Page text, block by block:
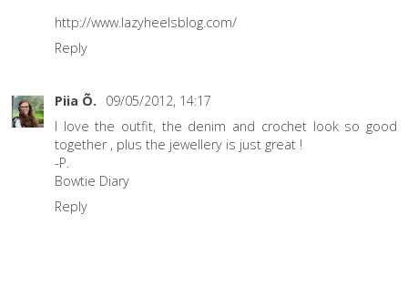
http://www.lazyheelsblog.com/
Reply
Piia Õ.
09/05/2012, 14:17
I love the outfit, the denim and crochet look so good
together , plus the jewellery is just great !
-P.
Bowtie Diary
Reply